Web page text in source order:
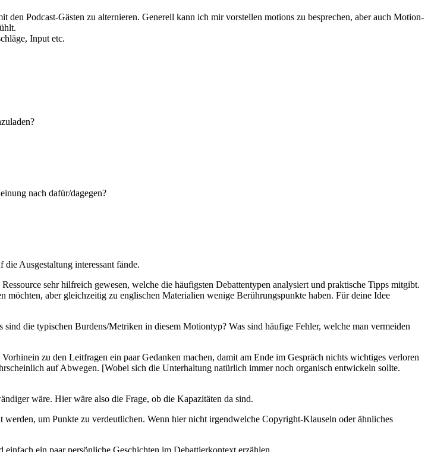
Podcast-Gästen zu alternieren. Generell kann ich mir vorstellen motions zu besprechen, aber auch Motion-
Input etc.
nach dafür/dagegen?
Ausgestaltung interessant fände.
sehr hilfreich gewesen, welche die häufigsten Debattentypen analysiert und praktische Tipps mitgibt.
aber gleichzeitig zu englischen Materialien wenige Berührungspunkte haben. Für deine Idee
die typischen Burdens/Metriken in diesem Motiontyp? Was sind häufige Fehler, welche man vermeiden
zu den Leitfragen ein paar Gedanken machen, damit am Ende im Gespräch nichts wichtiges verloren
auf Abwegen. [Wobei sich die Unterhaltung natürlich immer noch organisch entwickeln sollte.
wäre. Hier wäre also die Frage, ob die Kapazitäten da sind.
um Punkte zu verdeutlichen. Wenn hier nicht irgendwelche Copyright-Klauseln oder ähnliches
ein paar persönliche Geschichten im Debattierkontext erzählen.